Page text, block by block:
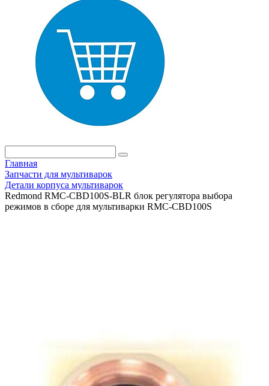
Главная
Запчасти для мультиварок
Детали корпуса мультиварок
Redmond RMC-CBD100S-BLR блок регулятора выбора
режимов в сборе для мультиварки RMC-CBD100S